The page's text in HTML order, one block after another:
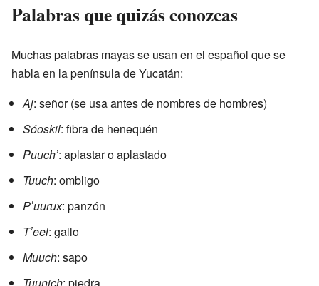
Palabras que quizás conozcas
Muchas palabras mayas se usan en el español que se
habla en la península de Yucatán:
Aj: señor (se usa antes de nombres de hombres)
Sóoskil: fibra de henequén
Puuchʼ: aplastar o aplastado
Tuuch: ombligo
Pʼuurux: panzón
Tʼeel: gallo
Muuch: sapo